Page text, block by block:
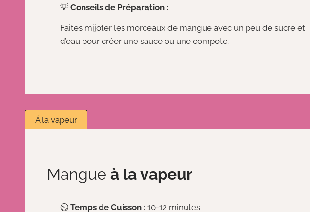
💡 Conseils de Préparation :
Faites mijoter les morceaux de mangue avec un peu de sucre et
d’eau pour créer une sauce ou une compote.
À la vapeur
Mangue à la vapeur
⏲️ Temps de Cuisson : 10-12 minutes